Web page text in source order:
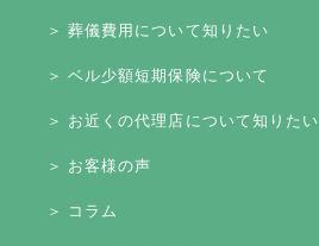
＞ 葬儀費用について知りたい
＞ ベル少額短期保険について
＞ お近くの代理店について知りたい
＞ お客様の声
＞ コラム